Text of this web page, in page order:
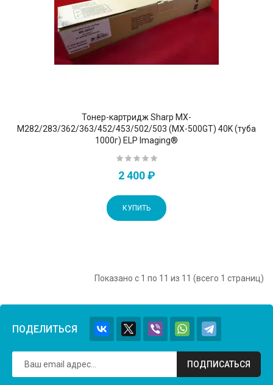
Тонер-картридж Sharp MX-
M282/283/362/363/452/453/502/503 (MX-500GT) 40K (туба
1000г) ELP Imaging®
2 400 ₽
КУПИТЬ
Показано с 1 по 11 из 11 (всего 1 страниц)
ПОДЕЛИТЬСЯ
ПОДПИСАТЬСЯ